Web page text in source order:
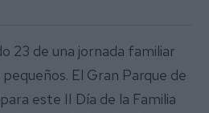
23 de una jornada familiar
El Gran Parque de
este II Día de la Familia